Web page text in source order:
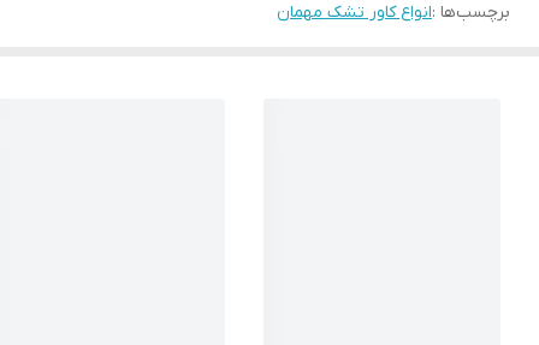
برچسب‌ها :انواع کاور تشک مهمان